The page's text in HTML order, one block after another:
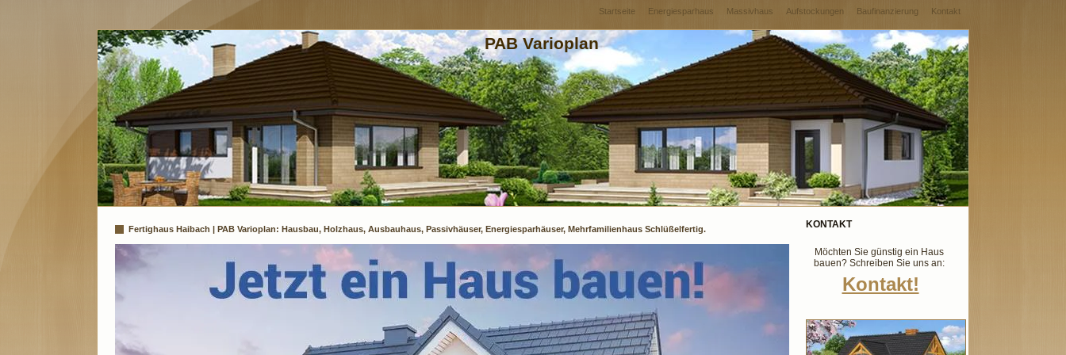
Startseite Energiesparhaus Massivhaus Aufstockungen Baufinanzierung Kontakt
PAB Varioplan
Fertighaus Haibach | PAB Varioplan: Hausbau, Holzhaus, Ausbauhaus, Passivhäuser, Energiesparhäuser, Mehrfamilienhaus Schlüßelfertig. KONTAKT
Möchten Sie günstig ein Haus
bauen? Schreiben Sie uns an:
Kontakt!